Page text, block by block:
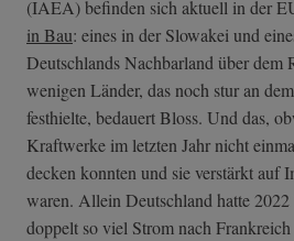
(IAEA) befinden sich aktuell in der
in Bau: eines in der Slowakei und
Deutschlands Nachbarland über dem
wenigen Länder, das noch stur an
festhielte, bedauert Bloss. Und das,
Kraftwerke im letzten Jahr nicht
decken konnten und sie verstärkt auf
waren. Allein Deutschland hatte
doppelt so viel Strom nach